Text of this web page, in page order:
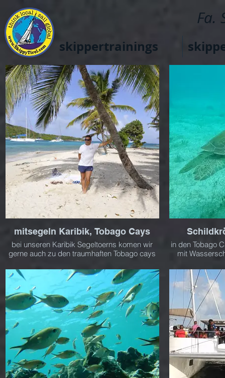
Fa.
skippertrainings
mitsegeln Karibik, Tobago Cays
bei unseren Karibik Segeltoerns komen wir
gerne auch zu den traumhaften Tobago cays
in den Tobago
mit